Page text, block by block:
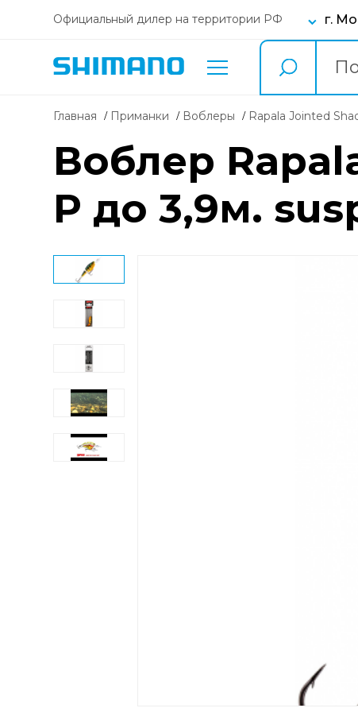
Официальный дилер на территории РФ г.
Главная Приманки воблеры Rapala Jointed
Воблер
P до 3,9м.